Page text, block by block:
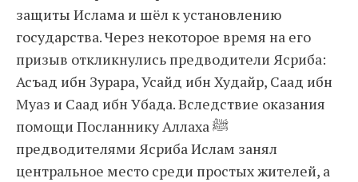
защиты Ислама и шёл к установлению
государства. Через некоторое время на его
призыв откликнулись предводители Ясриба:
Асъад ибн Зурара, Усайд ибн Худайр, Саад ибн
Муаз и Саад ибн Убада. Вследствие оказания
помощи Посланнику Аллаха ﷺ
предводителями Ясриба Ислам занял
центральное место среди простых жителей, а